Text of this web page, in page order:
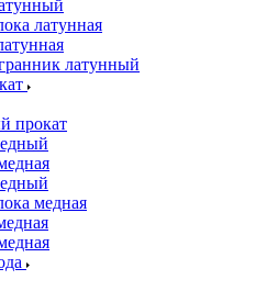
латунная
латунный
прокат
медная